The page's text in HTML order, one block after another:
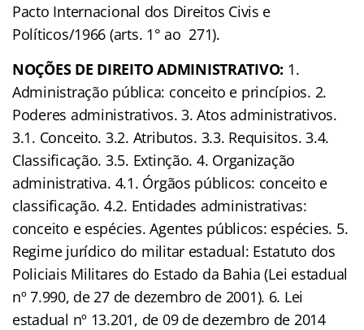
Pacto Internacional dos Direitos Civis e
Políticos/1966 (arts. 1° ao 271).
NOÇÕES DE DIREITO ADMINISTRATIVO: 1.
Administração pública: conceito e princípios. 2.
Poderes administrativos. 3. Atos administrativos.
3.1. Conceito. 3.2. Atributos. 3.3. Requisitos. 3.4.
Classificação. 3.5. Extinção. 4. Organização
administrativa. 4.1. Órgãos públicos: conceito e
classificação. 4.2. Entidades administrativas:
conceito e espécies. Agentes públicos: espécies. 5.
Regime jurídico do militar estadual: Estatuto dos
Policiais Militares do Estado da Bahia (Lei estadual
nº 7.990, de 27 de dezembro de 2001). 6. Lei
estadual nº 13.201, de 09 de dezembro de 2014